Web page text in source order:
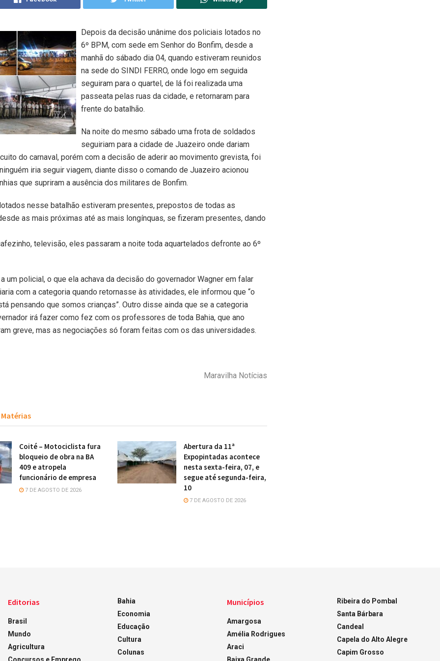
Depois da decisão unânime dos policiais lotados no
6º BPM, com sede em Senhor do Bonfim, desde a
manhã do sábado dia 04, quando estiveram reunidos
na sede do SINDI FERRO, onde logo em seguida
seguiram para o quartel, de lá foi realizada uma
passeata pelas ruas da cidade, e retornaram para
frente do batalhão.
Na noite do mesmo sábado uma frota de soldados
seguiriam para a cidade de Juazeiro onde dariam
do carnaval, porém com a decisão de aderir ao movimento grevista, foi
iria seguir viagem, diante disso o comando de Juazeiro acionou
que supriram a ausência dos militares de Bonfim.
nesse batalhão estiveram presentes, prepostos de todas as
as mais próximas até as mais longínquas, se fizeram presentes, dando
televisão, eles passaram a noite toda aquartelados defronte ao 6º
um policial, o que ela achava da decisão do governador Wagner em falar
com a categoria quando retornasse às atividades, ele informou que “o
pensando que somos crianças”. Outro disse ainda que se a categoria
irá fazer como fez com os professores de toda Bahia, que ano
greve, mas as negociações só foram feitas com os das universidades.
Maravilha Notícias
Matérias
Coité – Motociclista fura
bloqueio de obra na BA
409 e atropela
funcionário de empresa
7 DE AGOSTO DE 2026
Abertura da 11ª
Expopintadas acontece
nesta sexta-feira, 07, e
segue até segunda-feira,
10
7 DE AGOSTO DE 2026
Editorias
Brasil
Mundo
Agricultura
Bahia
Economia
Educação
Cultura
Colunas
Municípios
Amargosa
Amélia Rodrigues
Araci
Ribeira do Pombal
Santa Bárbara
Candeal
Capela do Alto Alegre
Capim Grosso